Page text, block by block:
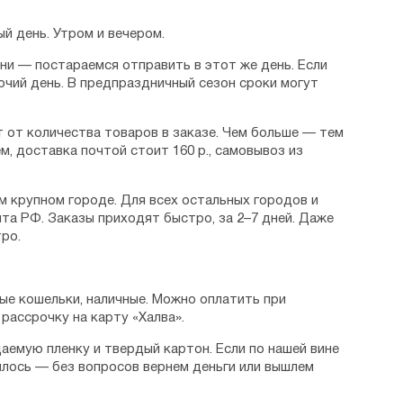
день. Утром и вечером.
— постараемся отправить в этот же день. Если
день. В предпраздничный сезон сроки могут
от количества товаров в заказе. Чем больше — тем
доставка почтой стоит 160 р., самовывоз из
крупном городе. Для всех остальных городов и
РФ. Заказы приходят быстро, за 2–7 дней. Даже
кошельки, наличные. Можно оплатить при
на карту «Халва».
пленку и твердый картон. Если по нашей вине
— без вопросов вернем деньги или вышлем